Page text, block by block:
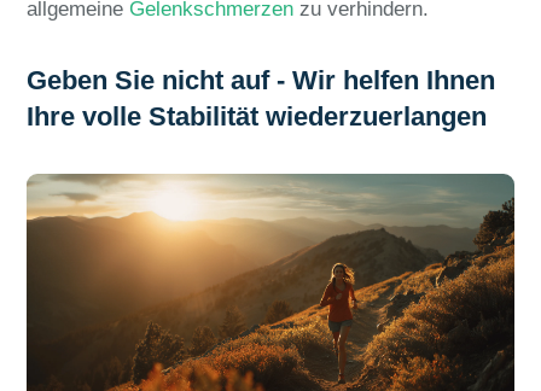
allgemeine Gelenkschmerzen zu verhindern.
Geben Sie nicht auf - Wir helfen Ihnen
Ihre volle Stabilität wiederzuerlangen